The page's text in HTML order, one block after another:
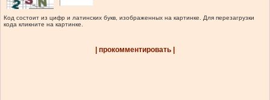
Код состоит из цифр и латинских букв, изображенных на картинке. Для перезагрузки
кода кликните на картинке.
| прокомментировать |